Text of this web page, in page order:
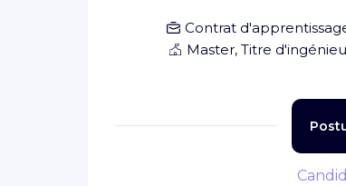
Contrat
Master, Titre